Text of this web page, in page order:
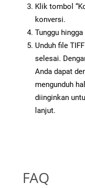
Klik tombol
konversi.
Tunggu
Unduh file
selesai.
Anda dapat
mengunduh
diinginkan
lanjut.
FAQ